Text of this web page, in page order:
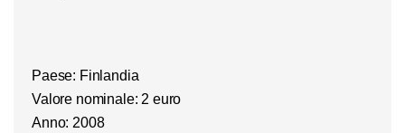
Paese: Finlandia
Valore nominale: 2 euro
Anno: 2008